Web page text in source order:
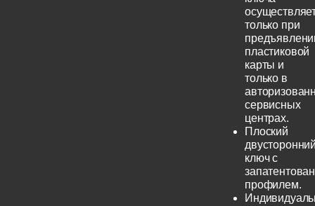
только при
пластиковой
карты и
только в
сервисных
центрах.
Плоский
ключ с
профилем.